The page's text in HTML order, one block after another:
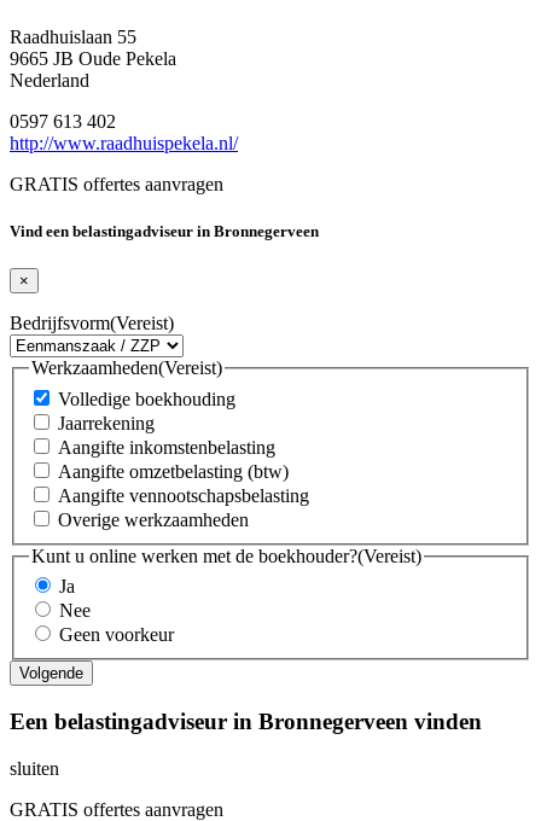
Raadhuislaan 55
9665 JB Oude Pekela
Nederland
0597 613 402
http://www.raadhuispekela.nl/
GRATIS offertes aanvragen
Vind een belastingadviseur in Bronnegerveen
×
Bedrijfsvorm(Vereist)
Werkzaamheden(Vereist)
Volledige boekhouding
Jaarrekening
Aangifte inkomstenbelasting
Aangifte omzetbelasting (btw)
Aangifte vennootschapsbelasting
Overige werkzaamheden
Kunt u online werken met de boekhouder?(Vereist)
Ja
Nee
Geen voorkeur
Een belastingadviseur in Bronnegerveen vinden
sluiten
GRATIS offertes aanvragen